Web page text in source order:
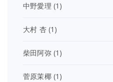
中野愛理 (1)
大村 杏(1)
柴田阿弥(1)
菅原茉椰(1)